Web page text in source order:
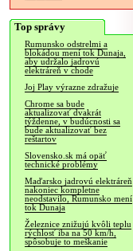
Top správy
Rumunsko odstrelmi a
blokádou mení tok Dunaja,
aby udržalo jadrovú
elektráreň v chode
Joj Play výrazne zdražuje
Chrome sa bude
aktualizovať dvakrát
týždenne, v budúcnosti sa
bude aktualizovať bez
reštartov
Slovensko.sk má opäť
technické problémy
Maďarsko jadrovú elektráreň
nakoniec kompletne
neodstavilo, Rumunsko mení
tok Dunaja
Železnice znižujú kvôli teplu
rýchlosť iba na 50 km/h,
spôsobuje to meškanie